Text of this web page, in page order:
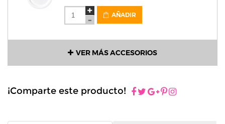
AÑADIR
VER MÁS ACCESORIOS
¡Comparte este producto!